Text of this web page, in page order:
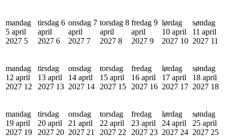
mandag
5 april
2027 5
tirsdag 6
april
2027 6
onsdag 7
april
2027 7
torsdag 8
april
2027 8
fredag 9
april
2027 9
lørdag
10 april
2027 10
søndag
11 april
2027 11
mandag
12 april
2027 12
tirsdag
13 april
2027 13
onsdag
14 april
2027 14
torsdag
15 april
2027 15
fredag
16 april
2027 16
lørdag
17 april
2027 17
søndag
18 april
2027 18
mandag
19 april
2027 19
tirsdag
20 april
2027 20
onsdag
21 april
2027 21
torsdag
22 april
2027 22
fredag
23 april
2027 23
lørdag
24 april
2027 24
søndag
25 april
2027 25